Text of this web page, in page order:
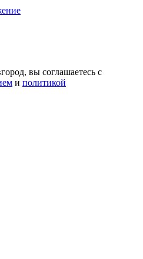
вы соглашаетесь с
и политикой